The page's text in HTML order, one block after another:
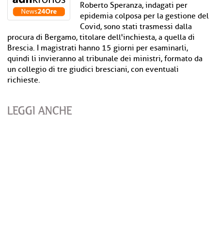
Roberto Speranza, indagati per
epidemia colposa per la gestione del
Covid, sono stati trasmessi dalla
procura di Bergamo, titolare dell'inchiesta, a quella di
Brescia. I magistrati hanno 15 giorni per esaminarli,
quindi li invieranno al tribunale dei ministri, formato da
un collegio di tre giudici bresciani, con eventuali
richieste.
LEGGI ANCHE